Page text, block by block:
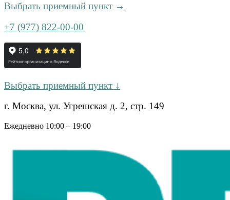
Выбрать приемный пункт →
+7 (977) 822-00-00
Выбрать приемный пункт ↓
г. Москва, ул. Угрешская д. 2, стр. 149
Ежедневно 10:00 – 19:00